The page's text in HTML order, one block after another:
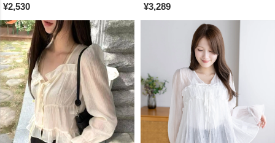
¥2,530 ¥3,289